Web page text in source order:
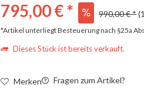
795,00 € * 990,00 € *
*Artikel unterliegt Besteuerung nach §25a
Dieses Stück ist bereits verkauft.
Merken Fragen zum Artikel?